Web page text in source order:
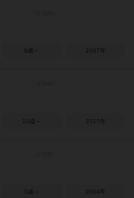
8歳～ 2007年
10歳～ 2017年
3歳～ 2004年